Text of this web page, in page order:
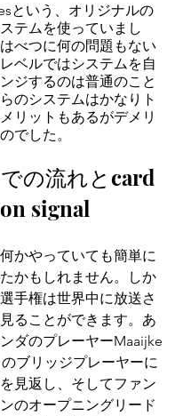
という、オリジナルの
テムを使っていまし
べつに何の問題もない
ベルではシステムを自
ジするのは普通のこと
のシステムはかなりト
リットもあるがデメリ
でした。
の流れとcard
signal
かやっていても簡単に
かもしれません。しか
手権は世界中に放送さ
ることができます。あ
ダのプレーヤーMaaijke
ブリッジプレーヤーに
見返し、そしてファン
のオープニングリード